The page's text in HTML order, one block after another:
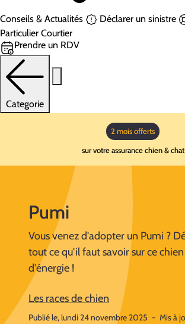
Conseils & Actualités Déclarer un sinistre
Particulier Courtier
Prendre un RDV
Categorie
2 mois offerts
sur votre assurance chien & chat
Pumi
Vous venez d'adopter un Pumi ?
tout ce qu'il faut savoir sur ce
d'énergie !
Les races de chien
Publié le, lundi 24 novembre 2025 - Mis à